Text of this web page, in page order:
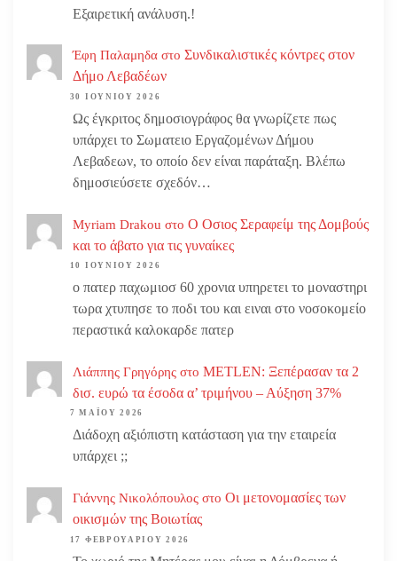
Εξαιρετική ανάλυση.!
Έφη Παλαμηδα στο Συνδικαλιστικές κόντρες στον
Δήμο Λεβαδέων
30 ΙΟΥΝΊΟΥ 2026
Ως έγκριτος δημοσιογράφος θα γνωρίζετε πως
υπάρχει το Σωματειο Εργαζομένων Δήμου
Λεβαδεων, το οποίο δεν είναι παράταξη. Βλέπω
δημοσιεύσετε σχεδόν…
Myriam Drakou στο Ο Οσιος Σεραφείμ της Δομβούς
και το άβατο για τις γυναίκες
10 ΙΟΥΝΊΟΥ 2026
ο πατερ παχωμιοσ 60 χρονια υπηρετει το μοναστηρι
τωρα χτυπησε το ποδι του και ειναι στο νοσοκομείο
περαστικά καλοκαρδε πατερ
Λιάππης Γρηγόρης στο METLEN: Ξεπέρασαν τα 2
δισ. ευρώ τα έσοδα α’ τριμήνου – Αύξηση 37%
7 ΜΑΪ́ΟΥ 2026
Διάδοχη αξιόπιστη κατάσταση για την εταιρεία
υπάρχει ;;
Γιάννης Νικολόπουλος στο Οι μετονομασίες των
οικισμών της Βοιωτίας
17 ΦΕΒΡΟΥΑΡΊΟΥ 2026